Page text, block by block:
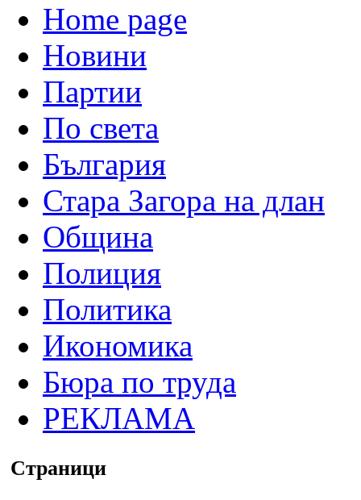
Home page
Новини
Партии
По света
България
Стара Загора на длан
Община
Полиция
Политика
Икономика
Бюра по труда
РЕКЛАМА
Страници